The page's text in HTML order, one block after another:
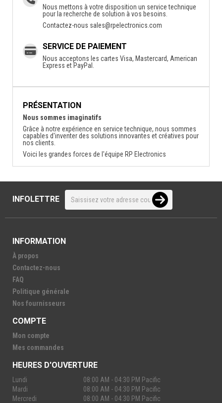
Nous mettons à votre disposition un service technique
pour la recherche de solution à vos besoins.
Contactez-nous sales@rpelectronics.com
SERVICE DE PAIEMENT
Nous acceptons les cartes Visa, Mastercard, American
Express et PayPal.
PRÉSENTATION
Nous sommes imaginatifs
Grâce à notre expérience en service technique, nous sommes
capables d'inventer des solutions innovantes et créatives pour
nos clients.
Voici les grandes forces de l'équipe RP Electronics
INFOLETTRE
INFORMATION
À propos
Contactez-nous
FAQ
Politique générale
Nos fournisseurs
COMPTE
Mon compte
Mes commandes
HEURES D'OUVERTURE
Lundi
08:00 AM - 04:30 PM Pacific
Mardi
08:00 AM - 04:30 PM Pacific
Mercredi
08:00 AM - 04:30 PM Pacific